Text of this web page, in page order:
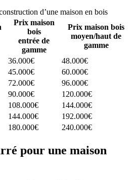
d’une maison en bois
Prix maison
bois
entrée de
gamme
Prix maison bois
moyen/haut de
gamme
36.000€
48.000€
45.000€
60.000€
72.000€
96.000€
90.000€
120.000€
108.000€
144.000€
144.000€
192.000€
180.000€ 240.000€
pour une maison